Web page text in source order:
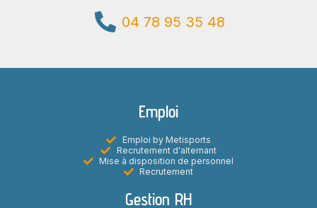
04 78 95 35 48
Emploi
Emploi by Metisports
Recrutement d'alternant
Mise à disposition de personnel
Recrutement
Gestion RH